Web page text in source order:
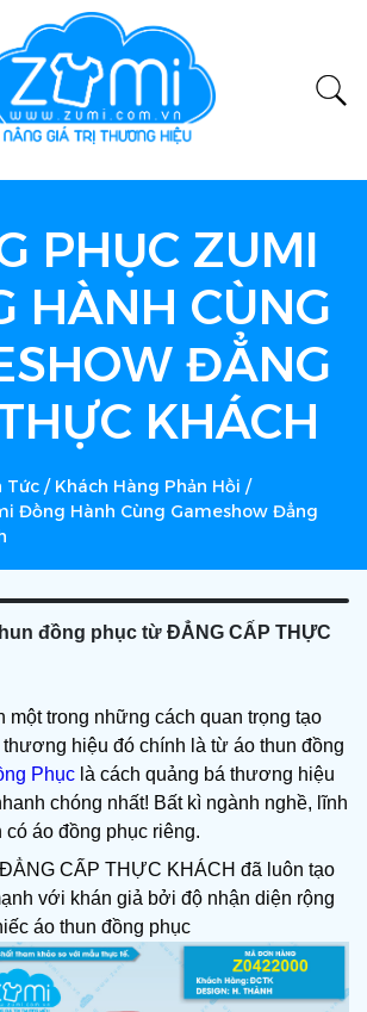
PHỤC ZUMI
HÀNH CÙNG
ĐẲNG
KHÁCH
Tức / Khách Hàng Phản Hồi /
Đồng Hành Cùng Gameshow Đẳng
đồng phục từ ĐẲNG CẤP THỰC
một trong những cách quan trọng tạo
hiệu đó chính là từ áo thun đồng
Phục là cách quảng bá thương hiệu
chóng nhất! Bất kì ngành nghề, lĩnh
áo đồng phục riêng.
CẤP THỰC KHÁCH đã luôn tạo
với khán giả bởi độ nhận diện rộng
áo thun đồng phục